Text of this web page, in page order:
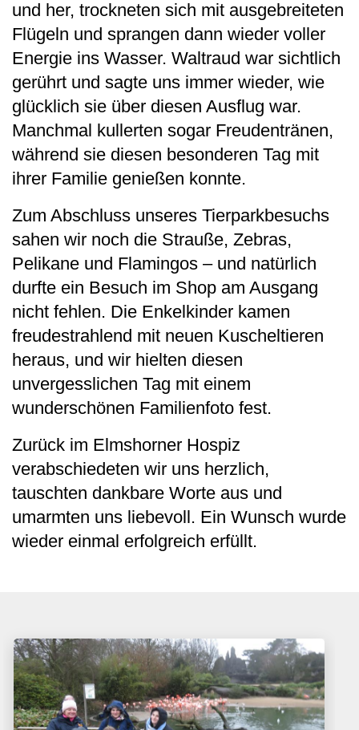
und her, trockneten sich mit ausgebreiteten
Flügeln und sprangen dann wieder voller
Energie ins Wasser. Waltraud war sichtlich
gerührt und sagte uns immer wieder, wie
glücklich sie über diesen Ausflug war.
Manchmal kullerten sogar Freudentränen,
während sie diesen besonderen Tag mit
ihrer Familie genießen konnte.
Zum Abschluss unseres Tierparkbesuchs
sahen wir noch die Strauße, Zebras,
Pelikane und Flamingos – und natürlich
durfte ein Besuch im Shop am Ausgang
nicht fehlen. Die Enkelkinder kamen
freudestrahlend mit neuen Kuscheltieren
heraus, und wir hielten diesen
unvergesslichen Tag mit einem
wunderschönen Familienfoto fest.
Zurück im Elmshorner Hospiz
verabschiedeten wir uns herzlich,
tauschten dankbare Worte aus und
umarmten uns liebevoll. Ein Wunsch wurde
wieder einmal erfolgreich erfüllt.